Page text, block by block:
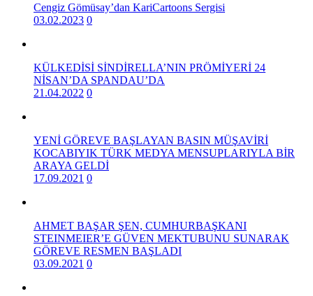
Cengiz Gömüsay’dan KariCartoons Sergisi
03.02.2023 0
KÜLKEDİSİ SİNDİRELLA’NIN PRÖMİYERİ 24
NİSAN’DA SPANDAU’DA
21.04.2022 0
YENİ GÖREVE BAŞLAYAN BASIN MÜŞAVİRİ
KOCABIYIK TÜRK MEDYA MENSUPLARIYLA BİR
ARAYA GELDİ
17.09.2021 0
AHMET BAŞAR ŞEN, CUMHURBAŞKANI
STEINMEIER’E GÜVEN MEKTUBUNU SUNARAK
GÖREVE RESMEN BAŞLADI
03.09.2021 0